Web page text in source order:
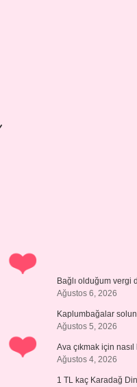
Bağlı olduğum vergi
Ağustos 6, 2026
Kaplumbağalar
Ağustos 5, 2026
Ava çıkmak için nasıl
Ağustos 4, 2026
1 TL kaç Karadağ